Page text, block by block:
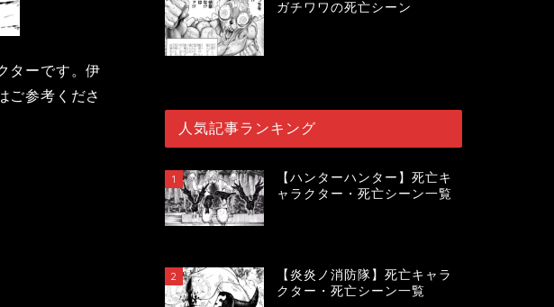
ターです。伊
ご参考くださ
ガチワワの死亡シーン
人気記事ランキング
1
【ハンターハンター】死亡キ
ャラクター・死亡シーン一覧
2
【炎炎ノ消防隊】死亡キャラ
クター・死亡シーン一覧